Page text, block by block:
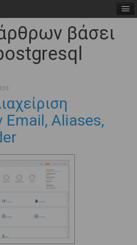
βάσει
Email, Aliases,